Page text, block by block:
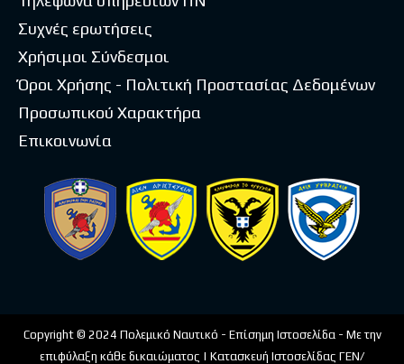
Συχνές ερωτήσεις
Χρήσιμοι Σύνδεσμοι
Όροι Χρήσης - Πολιτική Προστασίας Δεδομένων
Προσωπικού Χαρακτήρα
Επικοινωνία
Copyright © 2024 Πολεμικό Ναυτικό - Επίσημη Ιστοσελίδα - Με την
επιφύλαξη κάθε δικαιώματος | Κατασκευή Ιστοσελίδας ΓΕΝ/